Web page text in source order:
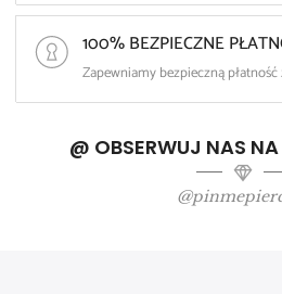
100% BEZPIECZNE
Zapewniamy bezpieczną
@ OBSERWUJ NAS